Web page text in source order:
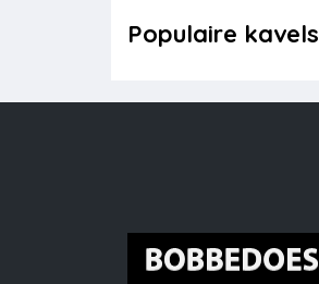
Populaire kavels